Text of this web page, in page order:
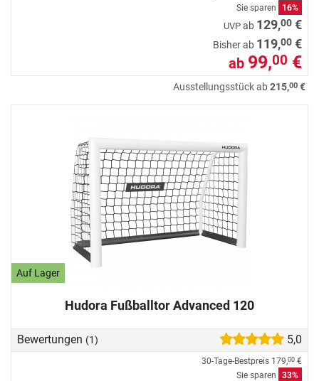
Sie sparen
16%
UVP ab 129,00 €
Bisher ab 119,00 €
ab 99,00 €
Ausstellungsstück ab215,00 €
Auf Lager
Hudora Fußballtor Advanced 120
Bewertungen (1) 5,0
30-Tage-Bestpreis 179,00 €
Sie sparen
33%